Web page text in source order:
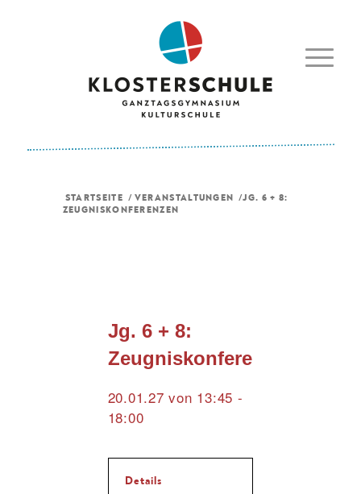
STARTSEITE / VERANSTALTUNGEN /JG. 6 + 8:
ZEUGNISKONFERENZEN
Jg. 6 + 8:
Zeugniskonferenzen
20.01.27 von 13:45 -
18:00
Details